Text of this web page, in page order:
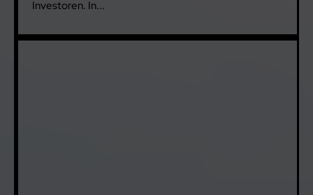
Investoren. In...